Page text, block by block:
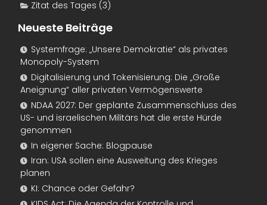
Zitat des Tages (3)
Neueste Beiträge
Systemfrage: „Unsere Demokratie“ als privates
Monopoly-System
Digitalisierung und Tokenisierung: Die „Große
Aneignung“ aller privaten Vermögenswerte
NDAA 2027: Der geplante Zusammenschluss des
US- und israelischen Militärs hat die erste Hürde
genommen
In eigener Sache: Blogpause
Iran: USA sollen eine Ausweitung des Krieges
planen
KI: Chance oder Gefahr?